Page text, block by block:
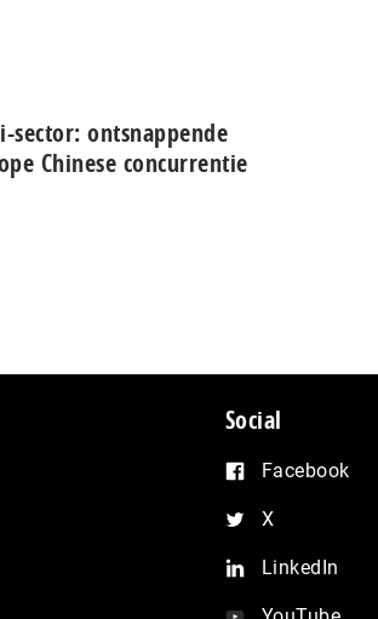
sector: ont­snap­pen­de
Chinese con­cur­ren­tie
Social
Facebook
X
LinkedIn